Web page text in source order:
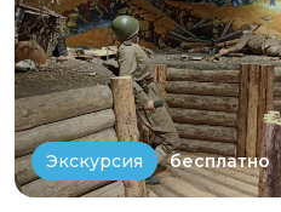
Экскурсия бесплатно